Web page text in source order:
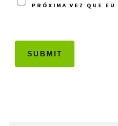
PRÓXIMA VEZ QUE EU